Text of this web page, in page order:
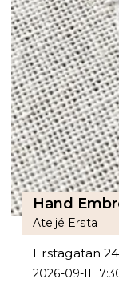
Hand
Ateljé Ersta
Erstagatan 24
2026-09-11